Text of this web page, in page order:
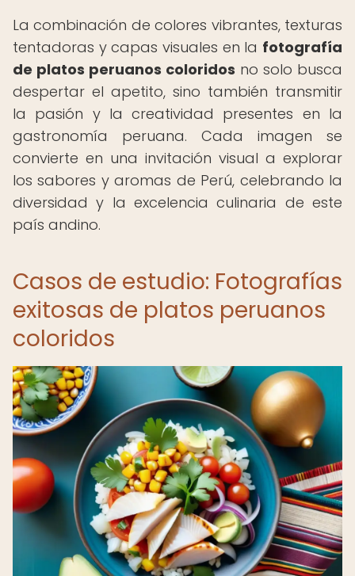
La combinación de colores vibrantes, texturas
tentadoras y capas visuales en la fotografía
de platos peruanos coloridos no solo busca
despertar el apetito, sino también transmitir
la pasión y la creatividad presentes en la
gastronomía peruana. Cada imagen se
convierte en una invitación visual a explorar
los sabores y aromas de Perú, celebrando la
diversidad y la excelencia culinaria de este
país andino.
Casos de estudio: Fotografías
exitosas de platos peruanos
coloridos